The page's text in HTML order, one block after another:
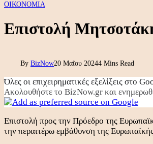
ΟΙΚΟΝΟΜΙΑ
Επιστολή
By BizNow20 Μαΐου 20244 Mins Read
Όλες οι επιχειρηματικές εξελίξεις στο
Ακολουθήστε το BizNow.gr και
Επιστολή προς την Πρόεδρο της
την περαιτέρω εμβάθυνση της